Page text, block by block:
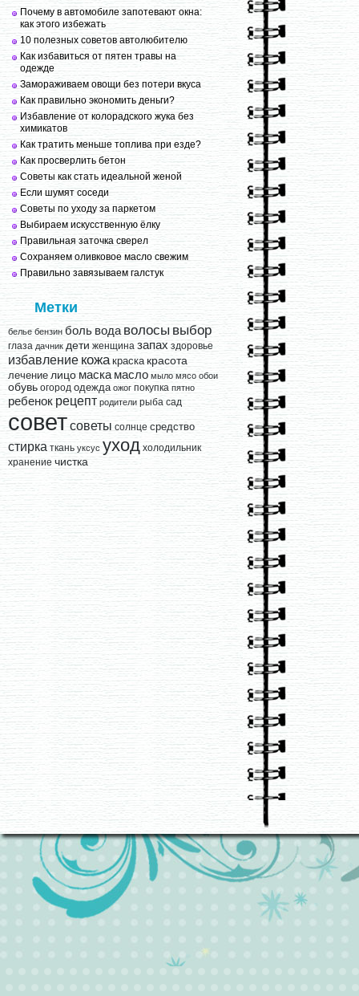
Почему в автомобиле запотевают окна:
как этого избежать
10 полезных советов автолюбителю
Как избавиться от пятен травы на
одежде
Замораживаем овощи без потери вкуса
Как правильно экономить деньги?
Избавление от колорадского жука без
химикатов
Как тратить меньше топлива при езде?
Как просверлить бетон
Советы как стать идеальной женой
Если шумят соседи
Советы по уходу за паркетом
Выбираем искусственную ёлку
Правильная заточка сверел
Сохраняем оливковое масло свежим
Правильно завязываем галстук
Метки
белье бензин боль вода волосы выбор
глаза дачник дети женщина запах здоровье
избавление кожа краска красота
лечение лицо маска масло мыло мясо обои
обувь огород одежда ожог покупка пятно
ребенок рецепт родители рыба сад
советсоветы солнце средство
стирка ткань уксус уход холодильник
хранение чистка